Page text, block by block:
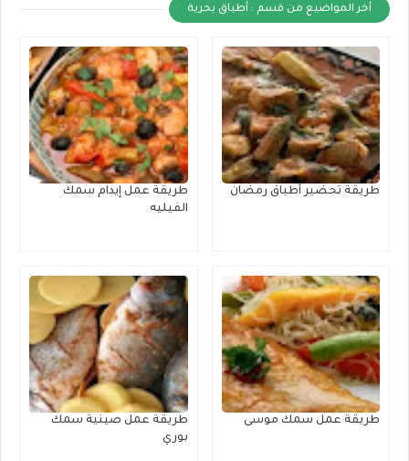
أخر المواضيع من قسم : أطباق بحرية
طريقة تحضير أطباق رمضان
طريقة عمل إيدام سمك
الفيليه
طريقة عمل سمك موسى
طريقة عمل صينية سمك
بوري